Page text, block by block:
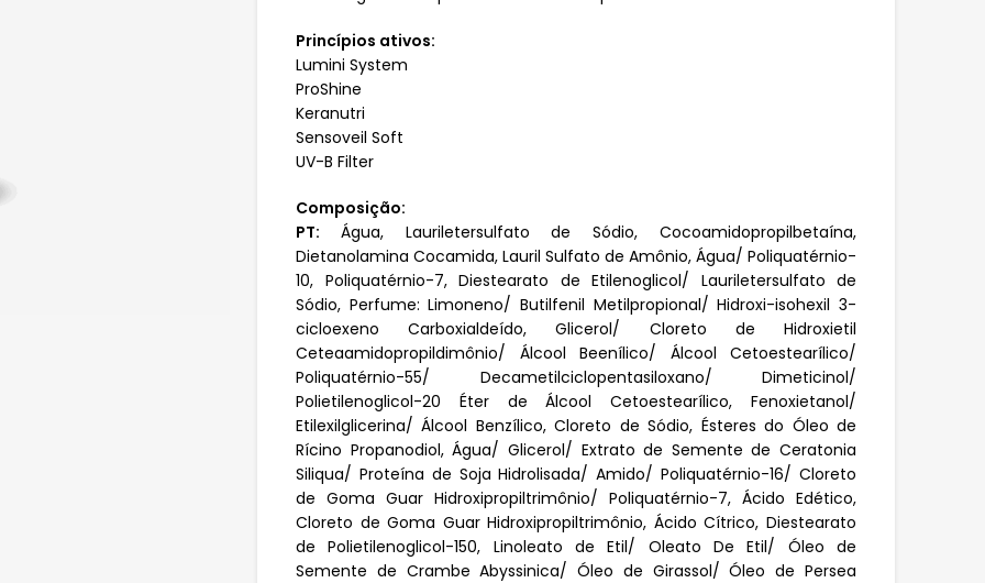
Princípios ativos:
Lumini System
ProShine
Keranutri
Sensoveil Soft
UV-B Filter
Composição:
PT: Água, Lauriletersulfato de Sódio, Cocoamidopropilbetaína,
Dietanolamina Cocamida, Lauril Sulfato de Amônio, Água/ Poliquatérnio-
10, Poliquatérnio-7, Diestearato de Etilenoglicol/ Lauriletersulfato de
Sódio, Perfume: Limoneno/ Butilfenil Metilpropional/ Hidroxi-isohexil 3-
cicloexeno Carboxialdeído, Glicerol/ Cloreto de Hidroxietil
Ceteaamidopropildimônio/ Álcool Beenílico/ Álcool Cetoestearílico/
Poliquatérnio-55/ Decametilciclopentasiloxano/ Dimeticinol/
Polietilenoglicol-20 Éter de Álcool Cetoestearílico, Fenoxietanol/
Etilexilglicerina/ Álcool Benzílico, Cloreto de Sódio, Ésteres do Óleo de
Rícino Propanodiol, Água/ Glicerol/ Extrato de Semente de Ceratonia
Siliqua/ Proteína de Soja Hidrolisada/ Amido/ Poliquatérnio-16/ Cloreto
de Goma Guar Hidroxipropiltrimônio/ Poliquatérnio-7, Ácido Edético,
Cloreto de Goma Guar Hidroxipropiltrimônio, Ácido Cítrico, Diestearato
de Polietilenoglicol-150, Linoleato de Etil/ Oleato De Etil/ Óleo de
Semente de Crambe Abyssinica/ Óleo de Girassol/ Óleo de Persea